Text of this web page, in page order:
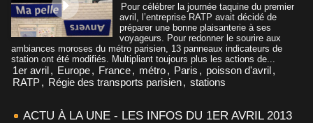
Pour célébrer la journée taquine du premier
avril, l’entreprise RATP avait décidé de
préparer une bonne plaisanterie à ses
voyageurs. Pour redonner le sourire aux
ambiances moroses du métro parisien, 13 panneaux indicateurs de
station ont été modifiés. Multipliant toujours plus les actions de...
1er avril, Europe, France, métro, Paris , poisson d'avril,
RATP, Régie des transports parisien, stations
ACTU À LA UNE - LES INFOS DU 1ER AVRIL 2013